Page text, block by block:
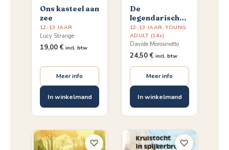
Ons kasteel aan
zee
12-13 JAAR
Lucy Strange
19,00 € incl. btw
Meer info
In winkelmand
De
legendarische
schat van Hell
Gate
12-13 JAAR, YOUNG
ADULT (14+)
Davide Morosinotto
24,50 € incl. btw
Meer info
In winkelmand
♡ ♡